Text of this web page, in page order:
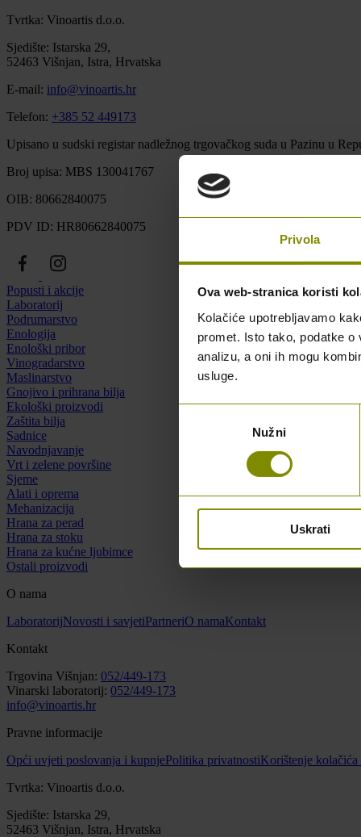
Privola
Ova web-stranica koristi
Kolačiće upotrebljavamo
promet. Isto tako, podatke
analizu, a oni ih mogu
usluge.
Nužni
Uskrati
Tvrtka: Vinoartis d.o.o.
Sjedište: Istarska 29,
52463 Višnjan, Istra, Hrvatska
E-mail: info@vinoartis.hr
Telefon: +385 52 449173
Upisano u sudski registar nadležnog trgovačkog suda u Pazinu u
Broj upisa: MBS 130041767
OIB: 80662840075
PDV ID: HR80662840075
Popusti i akcije
Laboratorij
Podrumarstvo
Enologija
Enološki pribor
Vinogradarstvo
Maslinarstvo
Gnojivo i prihrana bilja
Ekološki proizvodi
Zaštita bilja
Sadnice
Navodnjavanje
Vrt i zelene površine
Sjeme
Alati i oprema
Mehanizacija
Hrana za perad
Hrana za stoku
Hrana za kućne ljubimce
Ostali proizvodi
O nama
LaboratorijNovosti i savjetiPartneriO namaKontakt
Kontakt
Trgovina Višnjan: 052/449-173
Vinarski laboratorij: 052/449-173
info@vinoartis.hr
Pravne informacije
Opći uvjeti poslovanja i kupnjePolitika privatnostiKorištenje kolačića
Tvrtka: Vinoartis d.o.o.
Sjedište: Istarska 29,
52463 Višnjan, Istra, Hrvatska